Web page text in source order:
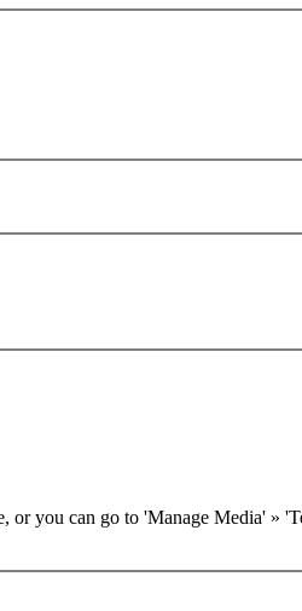
you can go to 'Manage Media' »